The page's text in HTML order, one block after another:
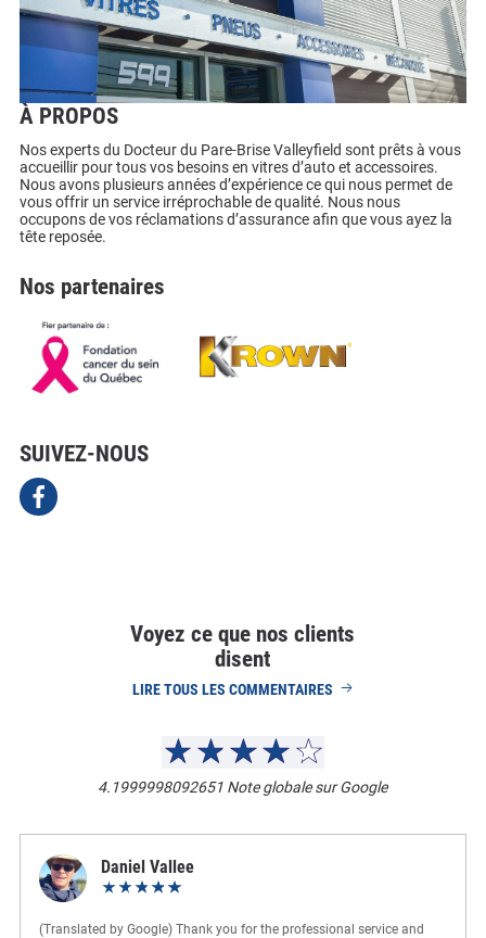
À PROPOS
Nos experts du Docteur du Pare-Brise Valleyfield sont prêts à vous
accueillir pour tous vos besoins en vitres d’auto et accessoires.
Nous avons plusieurs années d’expérience ce qui nous permet de
vous offrir un service irréprochable de qualité. Nous nous
occupons de vos réclamations d’assurance afin que vous ayez la
tête reposée.
Nos partenaires
SUIVEZ-NOUS
Voyez ce que nos clients
disent
LIRE TOUS LES COMMENTAIRES
4.1999998092651 Note globale sur Google
Daniel Vallee
(Translated by Google) Thank you for the professional service and